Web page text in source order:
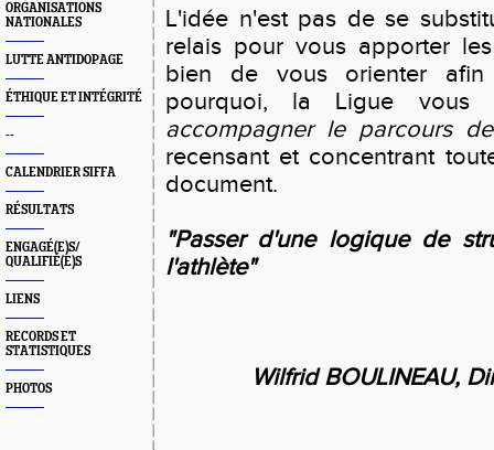
ORGANISATIONS
NATIONALES
LUTTE ANTIDOPAGE
ÉTHIQUE ET INTÉGRITÉ
--
CALENDRIER SIFFA
RÉSULTATS
ENGAGÉ(E)S/
QUALIFIÉ(E)S
LIENS
RECORDS ET
STATISTIQUES
PHOTOS
L'idée n'est pas de se
relais pour vous apporter
bien de vous orienter afin
pourquoi, la Ligue
accompagner le parcours
recensant et concentrant
document.
"Passer d'une logique de
l'athlète"
Wilfrid BOULINEAU,